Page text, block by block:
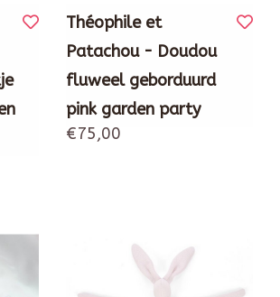
Théophile et
Patachou - Doudou
fluweel geborduurd
pink garden party
€75,00